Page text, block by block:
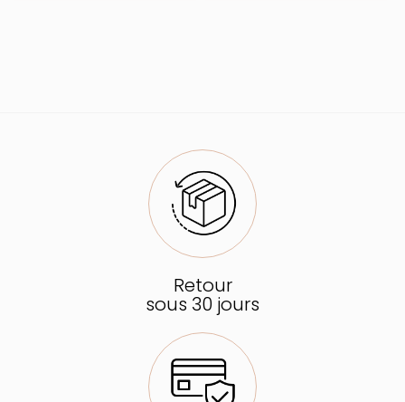
Retour
sous 30 jours